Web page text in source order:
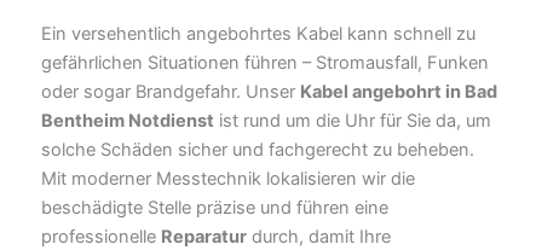
Ein versehentlich angebohrtes Kabel kann schnell zu
gefährlichen Situationen führen – Stromausfall, Funken
oder sogar Brandgefahr. Unser Kabel angebohrt in Bad
Bentheim Notdienst ist rund um die Uhr für Sie da, um
solche Schäden sicher und fachgerecht zu beheben.
Mit moderner Messtechnik lokalisieren wir die
beschädigte Stelle präzise und führen eine
professionelle Reparatur durch, damit Ihre